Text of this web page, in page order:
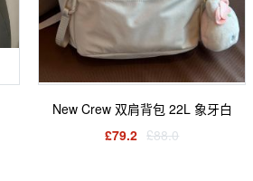
New Crew 双肩背包 22L 象牙白
£79.2 £88.0